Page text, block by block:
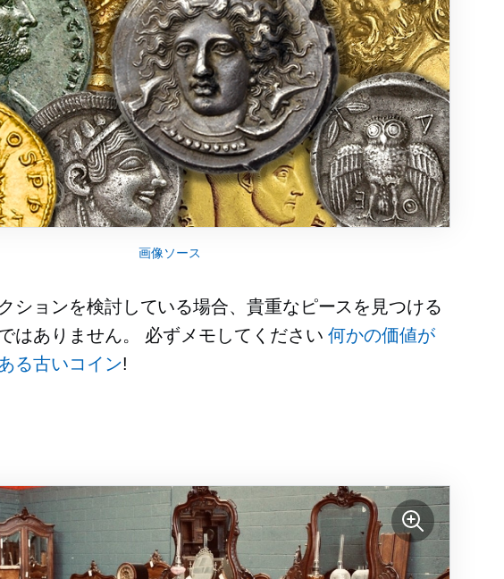
画像ソース
ションを検討している場合、貴重なピースを見つける
はありません。 必ずメモしてください何かの価値が
る古いコイン!